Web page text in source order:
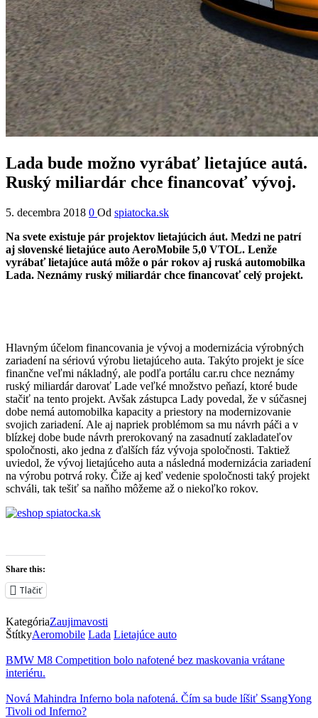
Lada bude možno vyrábať lietajúce autá.
Ruský miliardár chce financovať vývoj.
5. decembra 2018 0 Od spiatocka.sk
Na svete existuje pár projektov lietajúcich áut. Medzi ne patrí
aj slovenské lietajúce auto AeroMobile 5,0 VTOL. Lenže
vyrábať lietajúce autá môže o pár rokov aj ruská automobilka
Lada. Neznámy ruský miliardár chce financovať celý projekt.
Hlavným účelom financovania je vývoj a modernizácia výrobných
zariadení na sériovú výrobu lietajúceho auta. Takýto projekt je síce
finančne veľmi nákladný, ale podľa portálu car.ru chce neznámy
ruský miliardár darovať Lade veľké množstvo peňazí, ktoré bude
stačiť na tento projekt. Avšak zástupca Lady povedal, že v súčasnej
dobe nemá automobilka kapacity a priestory na modernizovanie
svojich zariadení. Ale aj napriek problémom sa mu návrh páči a v
blízkej dobe bude návrh prerokovaný na zasadnutí zakladateľov
spoločnosti, ako jedna z ďalších fáz vývoja spoločnosti. Taktiež
uviedol, že vývoj lietajúceho auta a následná modernizácia zariadení
na výrobu potrvá roky. Čiže aj keď vedenie spoločnosti taký projekt
schváli, tak tešiť sa naňho môžeme až o niekoľko rokov.
Share this:
Tlačiť
KategóriaZaujimavosti
ŠtítkyAeromobile Lada Lietajúce auto
BMW M8 Competition bolo nafotené bez maskovania vrátane
interiéru.
Nová Mahindra Inferno bola nafotená. Čím sa bude líšiť SsangYong
Tivoli od Inferno?